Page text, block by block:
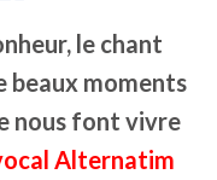
le chant
beaux moments
nous font vivre
Alternatim